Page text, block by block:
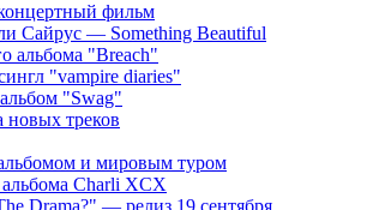
фильм
Сайрус — Something Beautiful
альбома "Breach"
"vampire diaries"
"Swag"
треков
и мировым туром
Charli XCX
Drama?" — релиз 19 сентября